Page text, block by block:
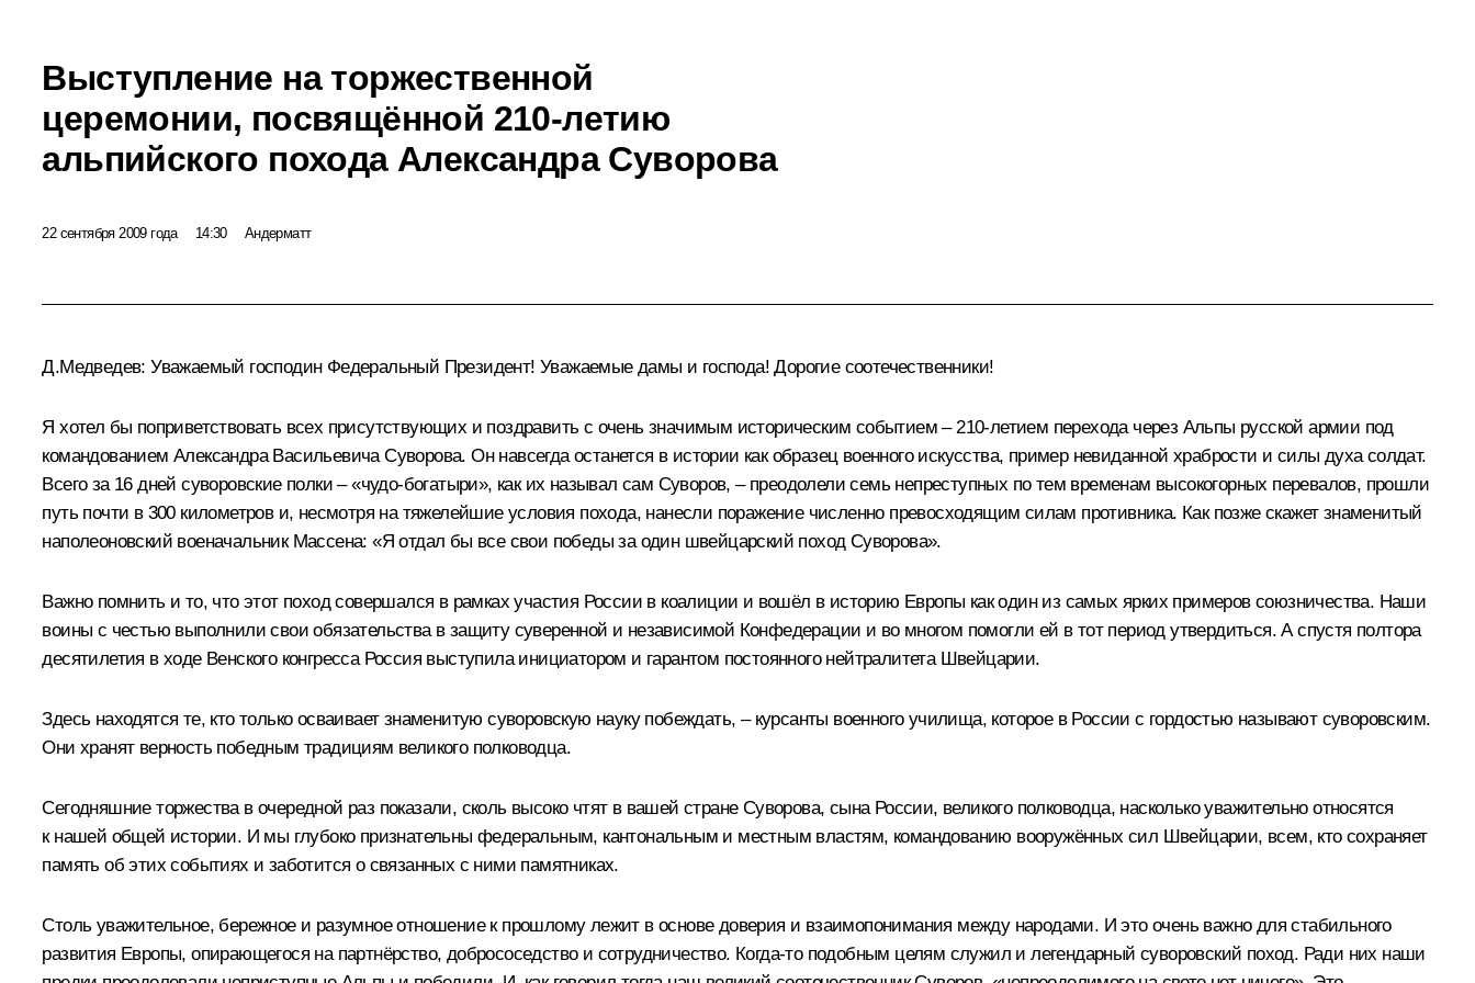
Выступление на торжественной
церемонии, посвящённой 210-летию
альпийского похода Александра Суворова
22 сентября 2009 года 14:30 Андерматт
Д.Медведев: Уважаемый господин Федеральный Президент! Уважаемые дамы и господа! Дорогие соотечественники!
Я хотел бы поприветствовать всех присутствующих и поздравить с очень значимым историческим событием – 210-летием перехода через Альпы русской армии под
командованием Александра Васильевича Суворова. Он навсегда останется в истории как образец военного искусства, пример невиданной храбрости и силы духа солдат.
Всего за 16 дней суворовские полки – «чудо-богатыри», как их называл сам Суворов, – преодолели семь непреступных по тем временам высокогорных перевалов, прошли
путь почти в 300 километров и, несмотря на тяжелейшие условия похода, нанесли поражение численно превосходящим силам противника. Как позже скажет знаменитый
наполеоновский военачальник Массена: «Я отдал бы все свои победы за один швейцарский поход Суворова».
Важно помнить и то, что этот поход совершался в рамках участия России в коалиции и вошёл в историю Европы как один из самых ярких примеров союзничества. Наши
воины с честью выполнили свои обязательства в защиту суверенной и независимой Конфедерации и во многом помогли ей в тот период утвердиться. А спустя полтора
десятилетия в ходе Венского конгресса Россия выступила инициатором и гарантом постоянного нейтралитета Швейцарии.
Здесь находятся те, кто только осваивает знаменитую суворовскую науку побеждать, – курсанты военного училища, которое в России с гордостью называют суворовским.
Они хранят верность победным традициям великого полководца.
Сегодняшние торжества в очередной раз показали, сколь высоко чтят в вашей стране Суворова, сына России, великого полководца, насколько уважительно относятся
к нашей общей истории. И мы глубоко признательны федеральным, кантональным и местным властям, командованию вооружённых сил Швейцарии, всем, кто сохраняет
память об этих событиях и заботится о связанных с ними памятниках.
Столь уважительное, бережное и разумное отношение к прошлому лежит в основе доверия и взаимопонимания между народами. И это очень важно для стабильного
развития Европы, опирающегося на партнёрство, добрососедство и сотрудничество. Когда‑то подобным целям служил и легендарный суворовский поход. Ради них наши